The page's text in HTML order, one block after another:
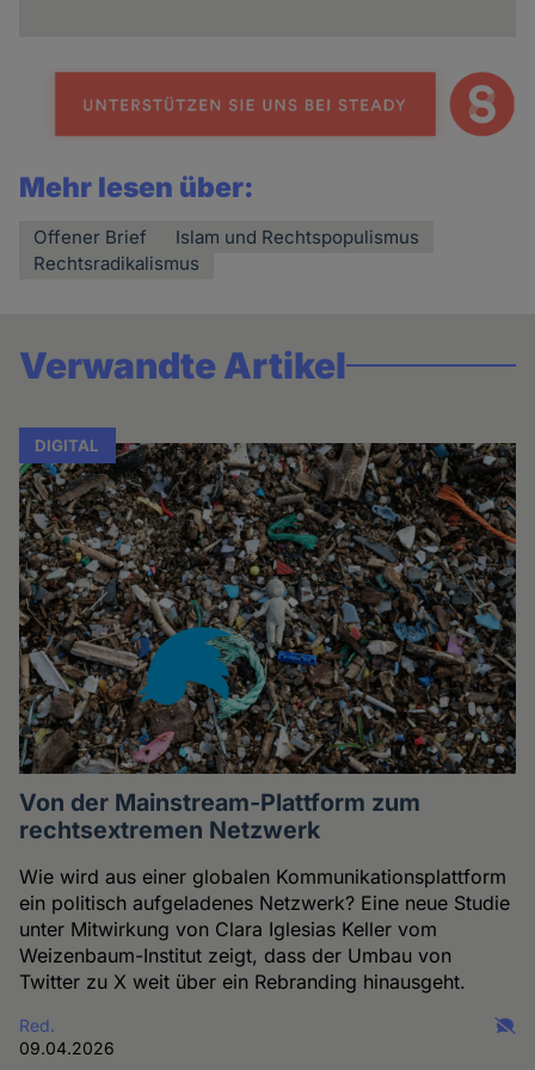
Mehr lesen über:
Offener Brief
Islam und Rechtspopulismus
Rechtsradikalismus
Verwandte Artikel
DIGITAL
Von der Mainstream-Plattform zum
rechtsextremen Netzwerk
Wie wird aus einer globalen Kommunikationsplattform
ein politisch aufgeladenes Netzwerk? Eine neue Studie
unter Mitwirkung von Clara Iglesias Keller vom
Weizenbaum-Institut zeigt, dass der Umbau von
Twitter zu X weit über ein Rebranding hinausgeht.
Red.
09.04.2026
Cookies